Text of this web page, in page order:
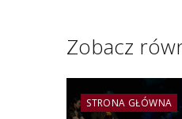
Zobacz
STRONA GŁÓWNA